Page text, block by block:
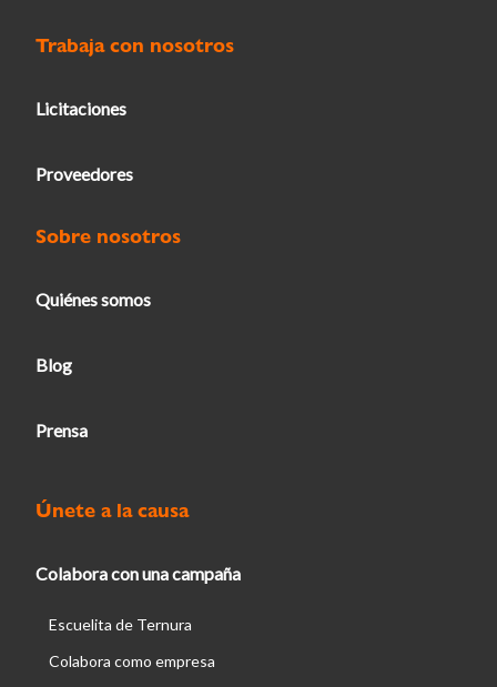
Trabaja con nosotros
Licitaciones
Proveedores
Sobre nosotros
Quiénes somos
Blog
Prensa
Únete a la causa
Colabora con una campaña
Escuelita de Ternura
Colabora como empresa